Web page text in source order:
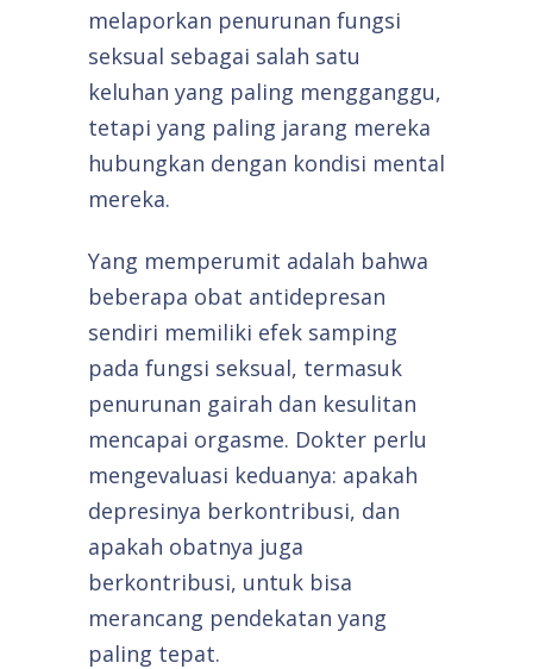
melaporkan penurunan fungsi
seksual sebagai salah satu
keluhan yang paling mengganggu,
tetapi yang paling jarang mereka
hubungkan dengan kondisi mental
mereka.
Yang memperumit adalah bahwa
beberapa obat antidepresan
sendiri memiliki efek samping
pada fungsi seksual, termasuk
penurunan gairah dan kesulitan
mencapai orgasme. Dokter perlu
mengevaluasi keduanya: apakah
depresinya berkontribusi, dan
apakah obatnya juga
berkontribusi, untuk bisa
merancang pendekatan yang
paling tepat.